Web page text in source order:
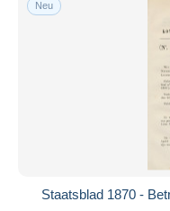
Kostenloser Versand
Mastercard
Bancontact
iDeal
Neu
Staatsblad 1870 -